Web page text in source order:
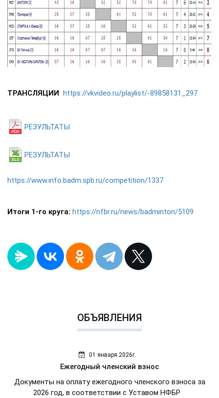
ТРАНСЛЯЦИИ https://vkvideo.ru/playlist/-89858131_297
РЕЗУЛЬТАТЫ
РЕЗУЛЬТАТЫ
https://www.info.badm.spb.ru/competition/1337
Итоги 1-го круга: https://nfbr.ru/news/badminton/5109
ОБЪЯВЛЕНИЯ
01 января 2026г.
Ежегодный членский взнос
Документы на оплату ежегодного членского взноса за
2026 год, в соответствии с Уставом НФБР